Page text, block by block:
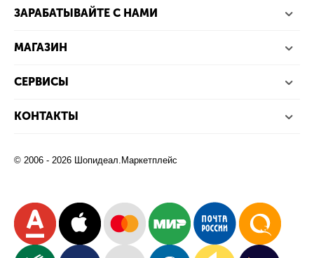
ЗАРАБАТЫВАЙТЕ С НАМИ
МАГАЗИН
СЕРВИСЫ
КОНТАКТЫ
© 2006 - 2026 Шопидеал.Маркетплейс